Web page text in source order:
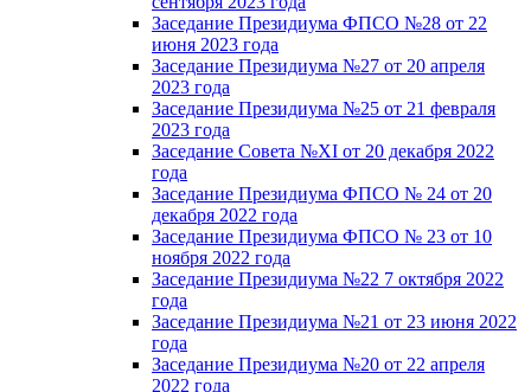
Заседание Президиума ФПСО №28 от 22
июня 2023 года
Заседание Президиума №27 от 20 апреля
2023 года
Заседание Президиума №25 от 21 февраля
2023 года
Заседание Совета №XI от 20 декабря 2022
года
Заседание Президиума ФПСО № 24 от 20
декабря 2022 года
Заседание Президиума ФПСО № 23 от 10
ноября 2022 года
Заседание Президиума №22 7 октября 2022
года
Заседание Президиума №21 от 23 июня 2022
года
Заседание Президиума №20 от 22 апреля
2022 года